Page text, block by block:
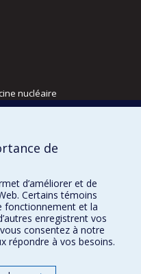
nucléaire
physique
de
d’améliorer et de
Certains témoins
fonctionnement et la
enregistrent vos
consentez à notre
répondre à vos besoins.